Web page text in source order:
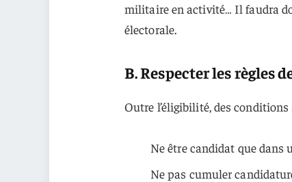
militaire en activité… Il faudra
électorale.
B. Respecter les règles
Outre l’éligibilité, des
Ne être candidat que dans
Ne pas cumuler